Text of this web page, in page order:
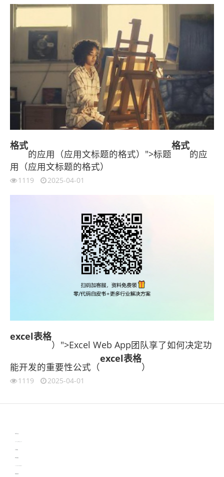
格式
的应用（应用文标题的格式）">标题
格式
的应
用（应用文标题的格式）
1119 2025-04-01
excel表格
）">Excel Web App团队享了如何决定功
能开发的重要性公式（
excel表格
）
1119 2025-04-01